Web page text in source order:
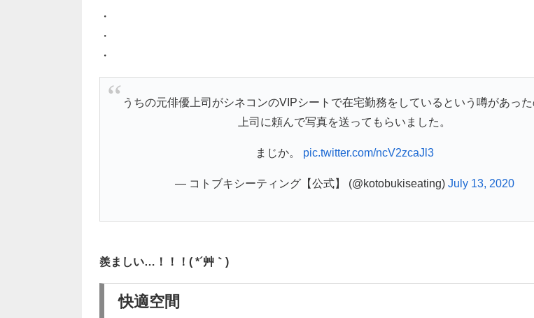
・
・
・
うちの元俳優上司がシネコンのVIPシートで在宅勤務をしているという噂があった
上司に頼んで写真を送ってもらいました。
まじか。 pic.twitter.com/ncV2zcaJl3
— コトブキシーティング【公式】 (@kotobukiseating) July 13, 2020
羨ましい…！！！( *´艸｀)
快適空間